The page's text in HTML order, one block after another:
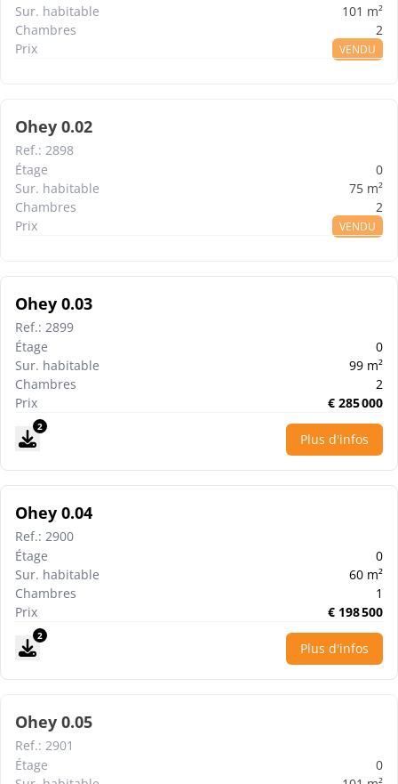
Sur. habitable
101 m²
Chambres
2
Prix
VENDU
Ohey 0.02
Ref.: 2898
Étage
0
Sur. habitable
75 m²
Chambres
2
Prix
VENDU
Ohey 0.03
Ref.: 2899
Étage
0
Sur. habitable
99 m²
Chambres
2
Prix
€ 285 000
2
Plus d'infos
Ohey 0.04
Ref.: 2900
Étage
0
Sur. habitable
60 m²
Chambres
1
Prix
€ 198 500
2
Plus d'infos
Ohey 0.05
Ref.: 2901
Étage
0